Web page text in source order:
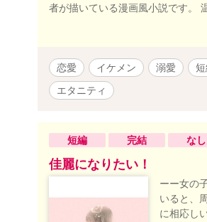
者が描いている漫画風小説です。
恋愛 イケメン 溺愛
エタニティ
短編 完結 なし
佳麗になりたい！
ーー女の
いると、
に相応し